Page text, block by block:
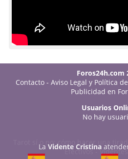
Foros24h.com
Contacto -Aviso Legal y Política
Publicidad en
Usuarios
No hay
Tarot sí o no: cómo hacer una
Efectivos-
La Vidente Cristina